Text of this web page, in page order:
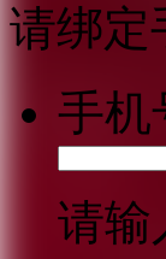
请绑定
手机
请输